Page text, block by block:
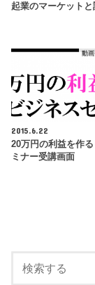
起業のマーケット
動
2015.6.22
20万円の利益を作
ミナー受講画面